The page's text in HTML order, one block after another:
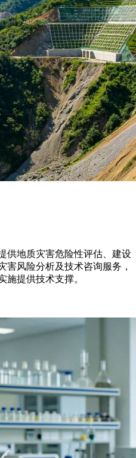
供地质灾害危险性评估、建设
害风险分析及技术咨询服务，
施提供技术支撑。